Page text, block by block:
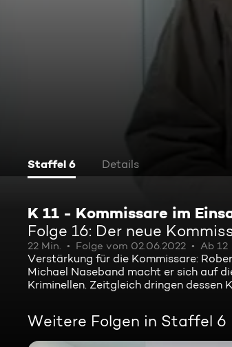
Staffel 6 Details
K 11 - Kommissare im
Folge 16: Der neue
22 Min. Folge vom 02.06.2022 Ab 12
Verstärkung für die Kommissare:
Michael Naseband macht er sich auf
Kriminellen. Zeitgleich dringen dessen
Weitere Folgen in Staffel 6